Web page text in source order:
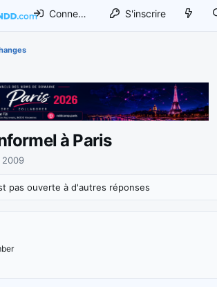
Connexion S'inscrire
à Paris
2009
pas ouverte à d'autres réponses